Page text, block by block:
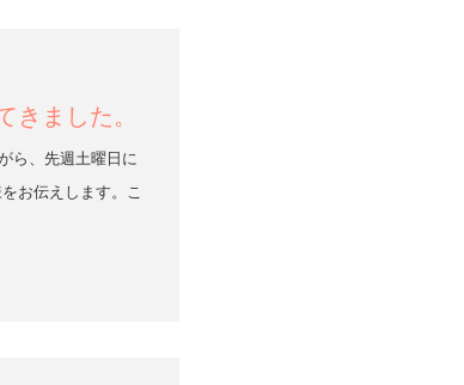
きました。
ら、先週土曜日に
お伝えします。こ